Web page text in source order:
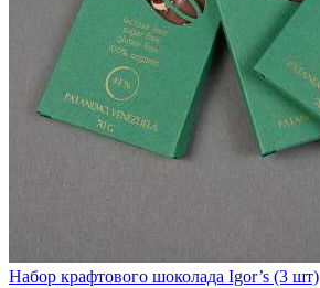
Набор крафтового шоколада Igor’s (3 шт)